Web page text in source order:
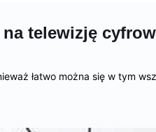
telewizję
łatwo można się w tym